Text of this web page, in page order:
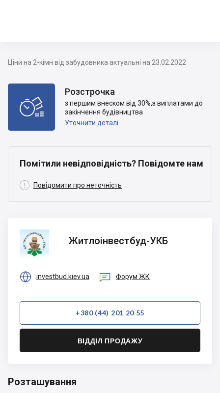
Ціни на 2-кімн від забудовника актуальні на 23.02.2022

Розстрочка
з першим внеском від 30%,з виплатами до
закінчення будівництва
Уточнити деталі
Помітили невідповідність? Повідомте нам
 Повідомити про неточність
Житлоінвестбуд-
УКБ
Житлоінвестбуд-УКБ
 investbud.kiev.ua  Форум ЖК
+380 (44) 201 20 55
ВІДДІЛ ПРОДАЖУ
Розташування